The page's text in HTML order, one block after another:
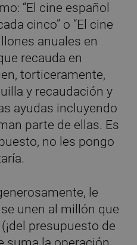
“El cine español
cinco” o “El cine
anuales en
recauda en
torticeramente,
y recaudación y
ayudas incluyendo
parte de ellas. Es
no les pongo
le
unen al millón que
presupuesto de